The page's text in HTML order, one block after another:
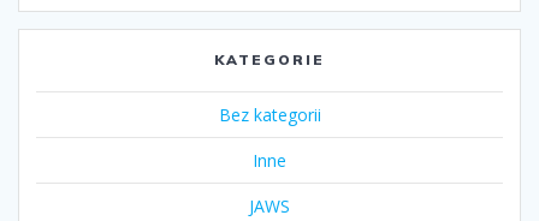
KATEGORIE
Bez kategorii
Inne
JAWS